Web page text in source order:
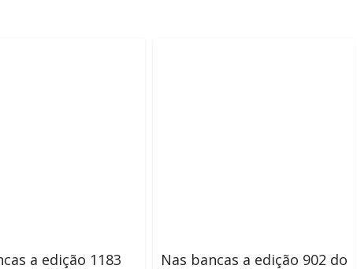
a edição 1183
Nas bancas a edição 902 do